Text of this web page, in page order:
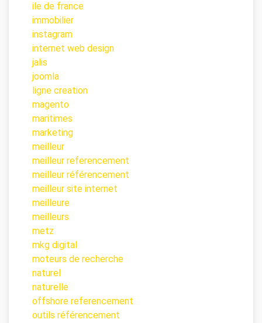
ile de france
immobilier
instagram
internet web design
jalis
joomla
ligne creation
magento
maritimes
marketing
meilleur
meilleur referencement
meilleur référencement
meilleur site internet
meilleure
meilleurs
metz
mkg digital
moteurs de recherche
naturel
naturelle
offshore referencement
outils référencement